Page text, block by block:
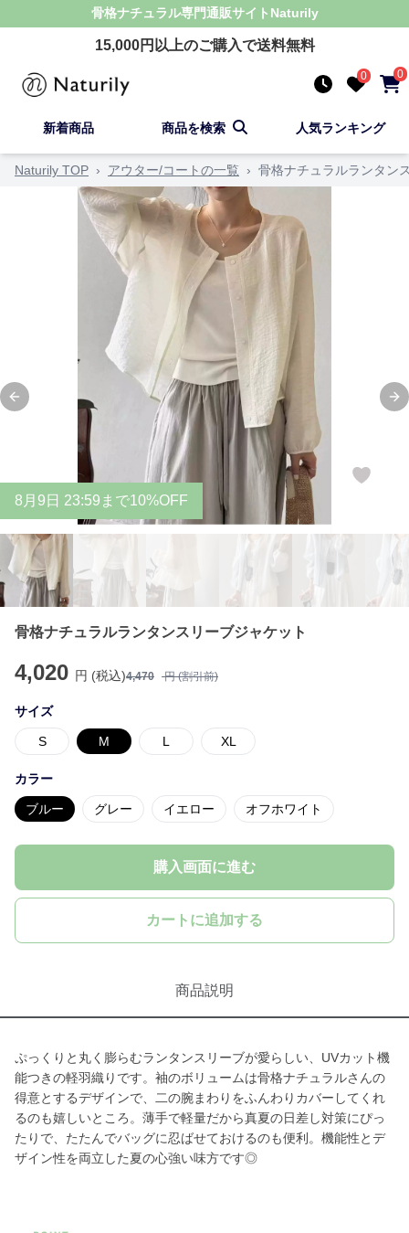
骨格ナチュラル専門通販サイト Naturily
15,000円以上のご購入で送料無料
0 0
新着商品 商品を検索 人気ランキング
Naturily TOP › アウター/コートの一覧 › 骨格ナチュラルランタン
Previous slide
8 月 9 日 23:59まで10%OFF
骨格ナチュラルランタンスリーブジャケット
4,020 円 (税込)4,470 円 (割引前)
サイズ
S M L XL
カラー
ブルー グレー イエロー オフホワイト
購入画面に進む
カートに追加する
商品説明
ぷっくりと丸く膨らむランタンスリーブが愛らしい、UVカット機
能つきの軽羽織りです。袖のボリュームは骨格ナチュラルさんの
得意とするデザインで、二の腕まわりをふんわりカバーしてくれ
るのも嬉しいところ。薄手で軽量だから真夏の日差し対策にぴっ
たりで、たたんでバッグに忍ばせておけるのも便利。機能性とデ
ザイン性を両立した夏の心強い味方です◎